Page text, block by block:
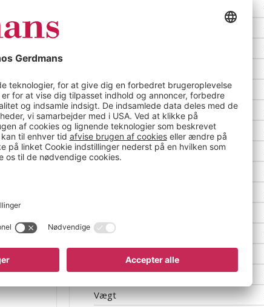
Max belastning (kg)
Indvendig bredde
Indvendig højde
Indvendig længde
Udførelse
Udførelse af stabelbare beholdere
Udførelse greb
Vægt